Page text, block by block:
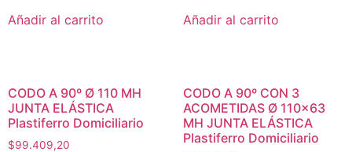
Añadir al carrito Añadir al carrito
CODO A 90º Ø 110 MH
JUNTA ELÁSTICA
Plastiferro Domiciliario
$99.409,20
CODO A 90º CON 3
ACOMETIDAS Ø 110×63
MH JUNTA ELÁSTICA
Plastiferro Domiciliario